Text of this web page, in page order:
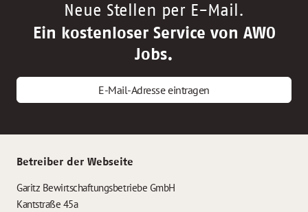
Neue Stellen per E-Mail.
Ein kostenloser Service von AWO
Jobs.
E-Mail-Adresse eintragen
Betreiber der Webseite
Garitz Bewirtschaftungsbetriebe GmbH
Kantstraße 45a